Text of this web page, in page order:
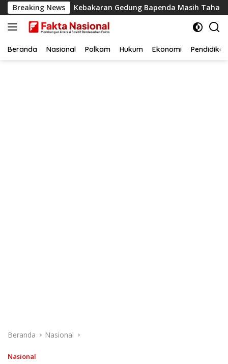
Langsung
ke
konten
Breaking NewsKebakaran Gedung Bapenda Masih Tahap
Beranda Nasional Polkam Hukum Ekonomi Pendidikan
Beranda Nasional
Nasional